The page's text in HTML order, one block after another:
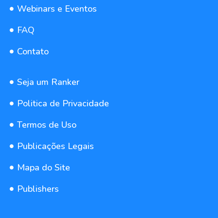
Webinars e Eventos
FAQ
Contato
Seja um Ranker
Politica de Privacidade
Termos de Uso
Publicações Legais
Mapa do Site
Publishers